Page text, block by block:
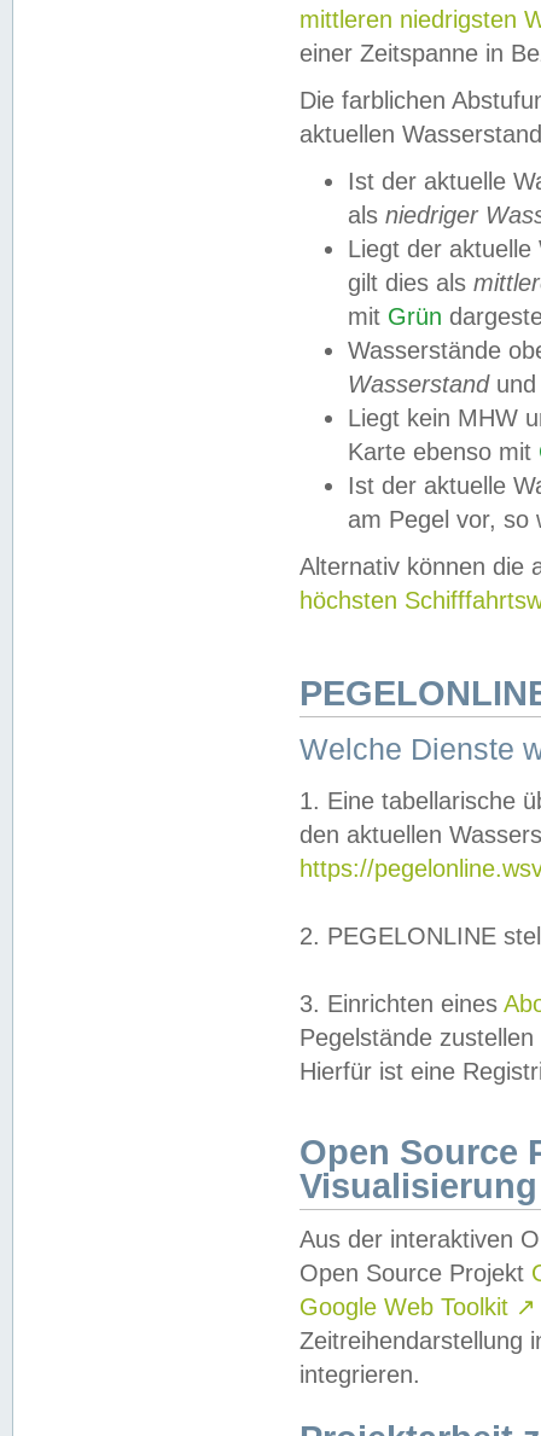
mittleren niedrigsten
einer Zeitspanne in
Die farblichen
aktuellen
Ist der aktuelle
als niedriger
Liegt der
gilt dies als
mit Grün
Wasserstände
Wasserstandund
Liegt kein MHW
Karte ebenso mit
Ist der aktuelle
am Pegel vor,
Alternativ können die
höchsten
Welche Dienste
1. Eine tabellarische
den aktuellen
https://
2. PEGELONLINE
3. Einrichten eines
Pegelstände
Hierfür ist eine
Open Source
Visualisierung
Aus der interaktiven
Open Source Projekt
Google Web Toolkit ↗
Zeitreihendarstellung
integrieren.